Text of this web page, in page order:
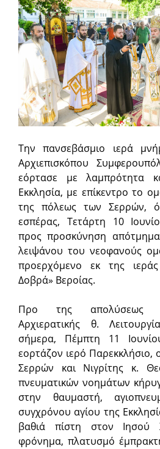
Την πανσεβάσμιο ιερά
Αρχιεπισκόπου
εόρτασε με λαμπρότητα
Εκκλησία, με επίκεντρο το
της πόλεως των Σερρών,
εσπέρας, Τετάρτη 10
προς προσκύνηση
λειψάνου του νεοφανούς
προερχόμενο εκ της
Δοβρά» Βεροίας.
Προ της απολύσεως
Αρχιερατικής θ.
σήμερα, Πέμπτη 11
εορτάζον ιερό Παρεκκλήσιο,
Σερρών και Νιγρίτης κ.
πνευματικών νοημάτων
στην θαυμαστή,
συγχρόνου αγίου της
βαθιά πίστη στον Ιησού
φρόνημα, πλατυσμό